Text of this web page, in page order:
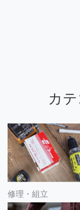
カ
修理・組立